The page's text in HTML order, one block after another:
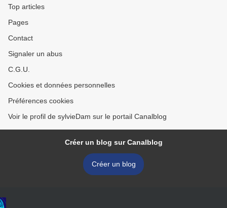
Top articles
Pages
Contact
Signaler un abus
C.G.U.
Cookies et données personnelles
Préférences cookies
Voir le profil de sylvieDam sur le portail Canalblog
Créer un blog sur Canalblog
Créer un blog